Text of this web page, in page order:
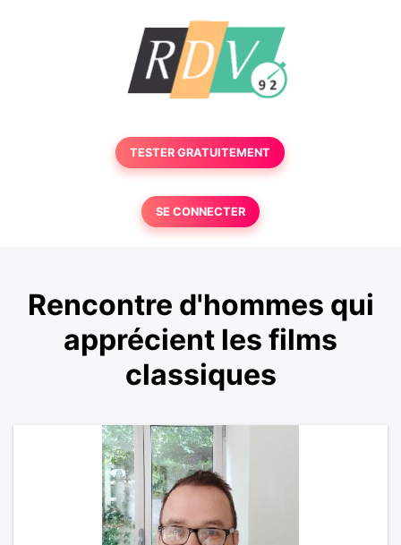
TESTER GRATUITEMENT
SE CONNECTER
Rencontre d'hommes qui
apprécient les films
classiques